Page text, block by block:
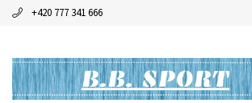
+420 777 341 666